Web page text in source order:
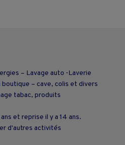
– Lavage auto -Laverie
– cave, colis et divers
tabac, produits
et reprise il y a 14 ans.
d'autres activités